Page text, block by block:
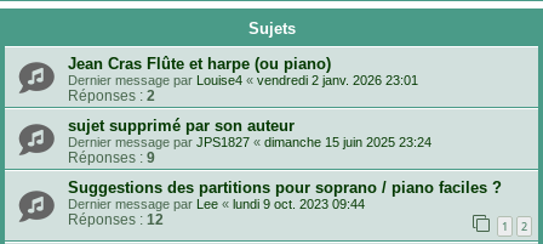
r
Sujets
Jean Cras Flûte et harpe (ou piano)
Dernier message par Louise4 « vendredi 2 janv. 2026 23:01
Réponses : 2
sujet supprimé par son auteur
Dernier message par JPS1827 « dimanche 15 juin 2025 23:24
Réponses : 9
Suggestions des partitions pour soprano / piano faciles ?
Dernier message par Lee « lundi 9 oct. 2023 09:44
Réponses : 12 1 2